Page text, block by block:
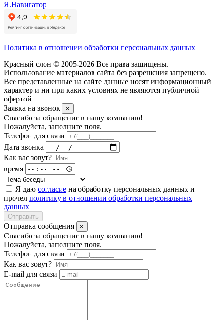
Я.Навигатор
Политика в отношении обработки персональных данных
Красный слон © 2005-2026 Все права защищены.
Использование материалов сайта без разрешения запрещено.
Все представленные на сайте данные носят информационный
характер и ни при каких условиях не являются публичной
офертой.
Заявка на звонок
×
Спасибо за обращение в нашу компанию!
Пожалуйста, заполните поля.
Телефон для связи
Дата звонка
Как вас зовут?
время
Я даю согласие на обработку персональных данных и
прочел политику в отношении обработки персональных
данных
Отправить
Отправка сообщения ×
Спасибо за обращение в нашу компанию!
Пожалуйста, заполните поля.
Телефон для связи
Как вас зовут?
E-mail для связи